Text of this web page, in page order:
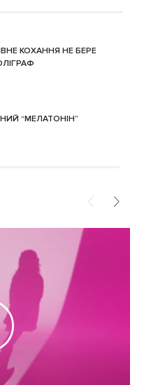
КОХАННЯ НЕ БЕРЕ
“МЕЛАТОНІН”